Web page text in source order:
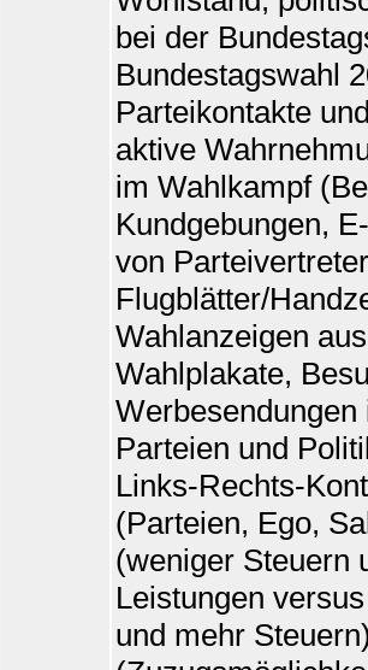
bei der
Bundestagswahl
Parteikontakte
aktive
im Wahlkampf
Kundgebungen,
von
Flugblätter/
Wahlanzeigen
Wahlplakate,
Parteien und
Links-Rechts-
(Parteien, Ego,
(weniger Steuern
Leistungen
und mehr